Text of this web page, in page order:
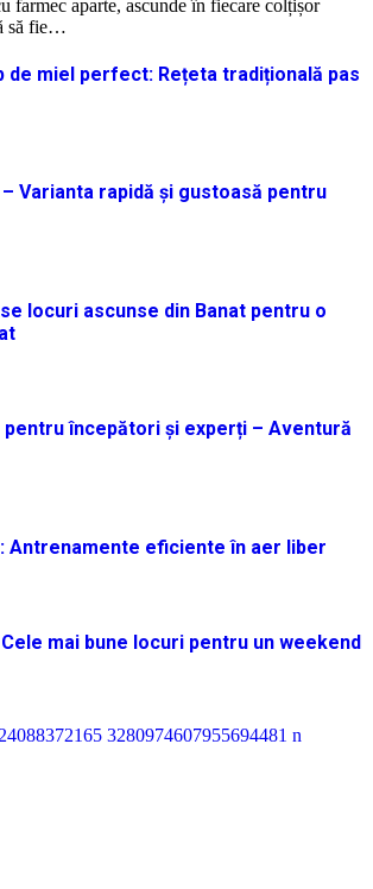
farmec aparte, ascunde în fiecare colțișor
să fie…
de miel perfect: Rețeta tradițională pas
Varianta rapidă și gustoasă pentru
locuri ascunse din Banat pentru o
începători și experți – Aventură
Antrenamente eficiente în aer liber
mai bune locuri pentru un weekend